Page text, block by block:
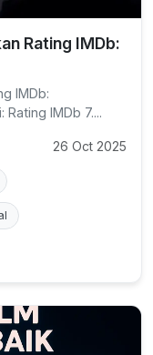
Rating IMDb:
IMDb:
IMDb 7....
26 Oct 2025